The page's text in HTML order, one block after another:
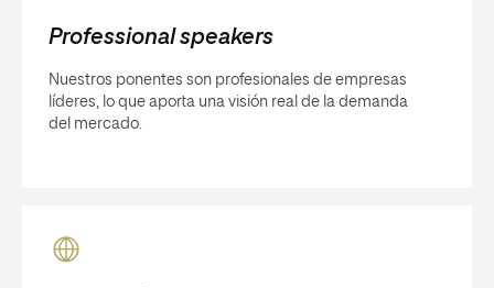
Professional speakers
Nuestros ponentes son profesionales de empresas
líderes, lo que aporta una visión real de la demanda
del mercado.